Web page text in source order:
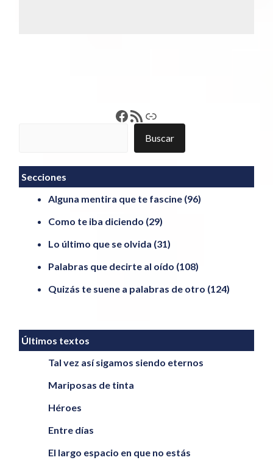
Francisco Pérez
Feed RSSEnlace
Buscar
Secciones
Alguna mentira que te fascine (96)
Como te iba diciendo (29)
Lo último que se olvida (31)
Palabras que decirte al oído (108)
Quizás te suene a palabras de otro (124)
Últimos textos
Tal vez así sigamos siendo eternos
Mariposas de tinta
Héroes
Entre días
El largo espacio en que no estás